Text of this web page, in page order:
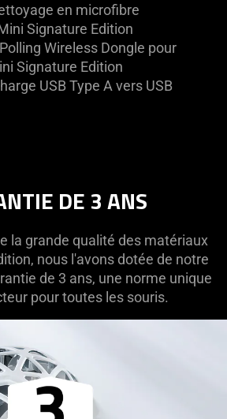
en microfibre
Signature Edition
Wireless Dongle pour
Signature Edition
USB Type A vers USB
DE 3 ANS
la grande qualité des matériaux
nous l'avons dotée de notre
de 3 ans, une norme unique
pour toutes les souris.